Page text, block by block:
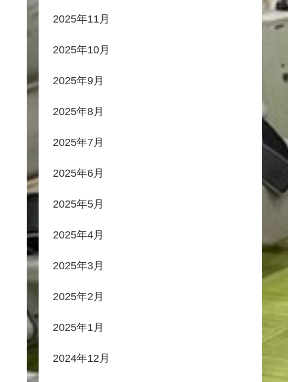
2025年11月
2025年10月
2025年9月
2025年8月
2025年7月
2025年6月
2025年5月
2025年4月
2025年3月
2025年2月
2025年1月
2024年12月